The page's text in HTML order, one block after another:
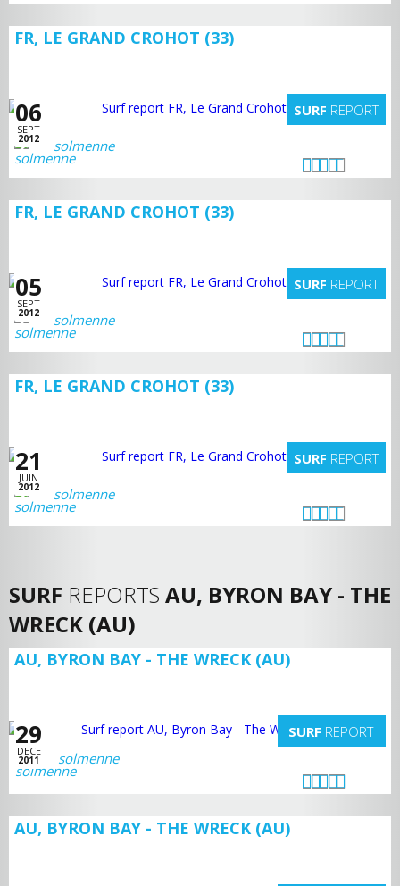
FR, LE GRAND CROHOT (33)
06
SEPT
2012
SURF REPORT
solmenne
FR, LE GRAND CROHOT (33)
05
SEPT
2012
SURF REPORT
solmenne
FR, LE GRAND CROHOT (33)
21
JUIN
2012
SURF REPORT
solmenne
SURF REPORTS AU, BYRON BAY - THE
WRECK (AU)
AU, BYRON BAY - THE WRECK (AU)
29
DECE
2011
SURF REPORT
solmenne
AU, BYRON BAY - THE WRECK (AU)